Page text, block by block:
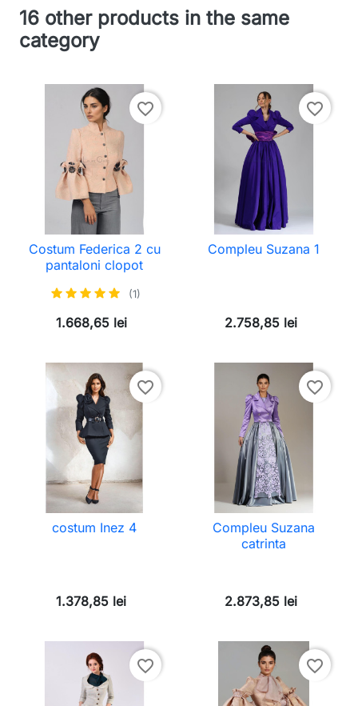
16 other products in the same
category
favorite_border
Costum Federica 2 cu
pantaloni clopot
(1)
1.668,65 lei
favorite_border
Compleu Suzana 1
2.758,85 lei
favorite_border
costum Inez 4
1.378,85 lei
favorite_border
Compleu Suzana
catrinta
2.873,85 lei
favorite_border favorite_border